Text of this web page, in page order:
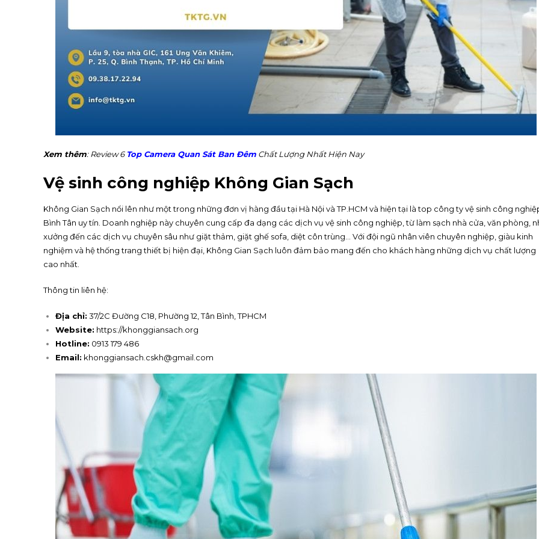
Xem thêm: Review 6 Top Camera Quan Sát Ban Đêm Chất Lượng Nhất Hiện Nay
Vệ sinh công nghiệp Không Gian Sạch
Không Gian Sạch nổi lên như một trong những đơn vị hàng đầu tại Hà Nội và TP.HCM và hiện tại là top công ty vệ sinh công
Bình Tân uy tín. Doanh nghiệp này chuyên cung cấp đa dạng các dịch vụ vệ sinh công nghiệp, từ làm sạch nhà cửa, văn phòng,
xưởng đến các dịch vụ chuyên sâu như giặt thảm, giặt ghế sofa, diệt côn trùng… Với đội ngũ nhân viên chuyên nghiệp, giàu kinh
nghiệm và hệ thống trang thiết bị hiện đại, Không Gian Sạch luôn đảm bảo mang đến cho khách hàng những dịch vụ chất lượng
cao nhất.
Thông tin liên hệ:
Địa chỉ: 37/2C Đường C18, Phường 12, Tân Bình, TPHCM
Website: https://khonggiansach.org
Hotline: 0913 179 486
Email: khonggiansach.cskh@gmail.com